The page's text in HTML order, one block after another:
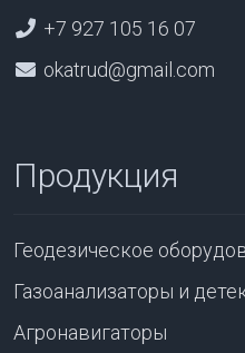
+7 927 105 16 07
okatrud@gmail.com
Продукция
Геодезическое
Газоанализаторы и
Агронавигаторы